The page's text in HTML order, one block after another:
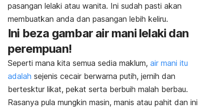
pasangan lelaki atau wanita. Ini sudah pasti akan
membuatkan anda dan pasangan lebih keliru.
Ini beza gambar air mani lelaki dan
perempuan!
Seperti mana kita semua sedia maklum, air mani itu
adalah sejenis cecair berwarna putih, jernih dan
bertesktur likat, pekat serta berbuih malah berbau.
Rasanya pula mungkin masin, manis atau pahit dan ini